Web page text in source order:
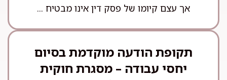
אך עצם קיומו של פסק דין אינו מבטיח ...
תקופת הודעה מוקדמת בסיום
יחסי עבודה – מסגרת חוקית